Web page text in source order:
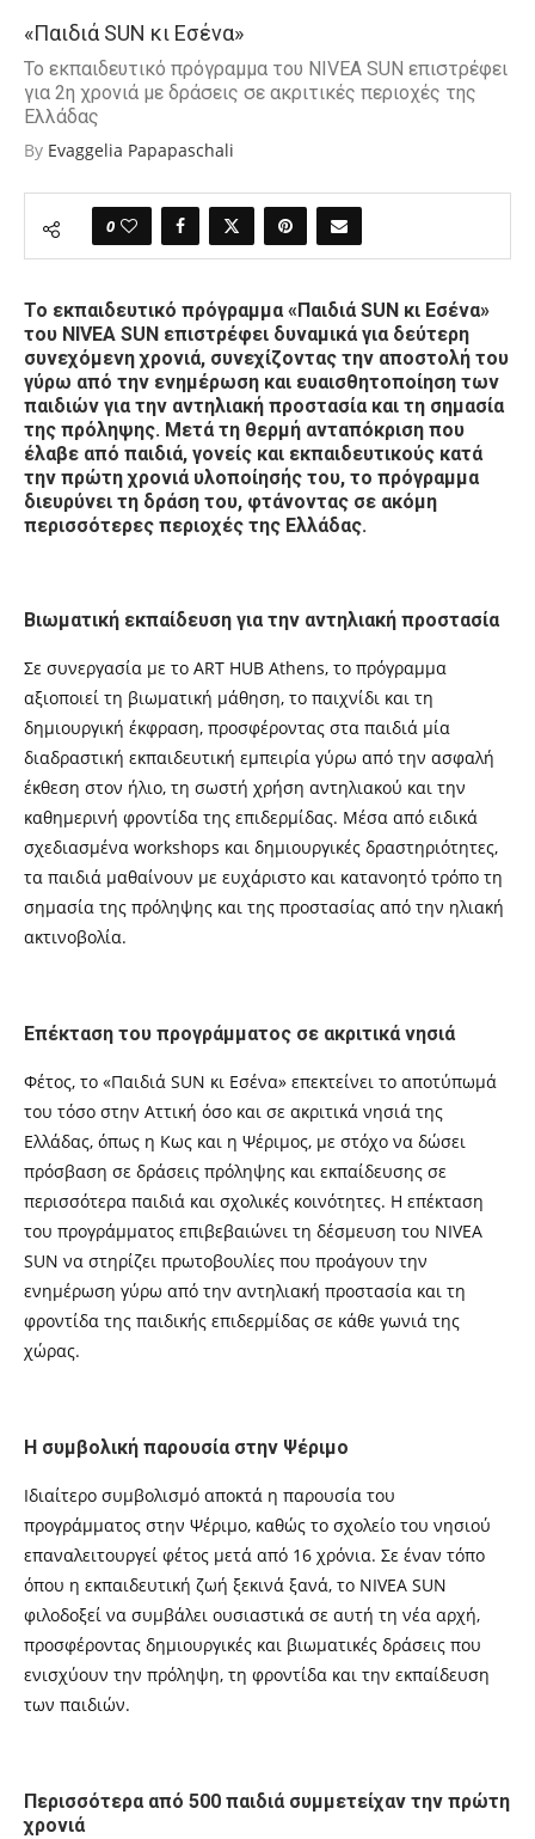
«Παιδιά SUN κι Εσένα»
Το εκπαιδευτικό πρόγραμμα του NIVEA SUN επιστρέφει
για 2η χρονιά με δράσεις σε ακριτικές περιοχές της
Ελλάδας
By Evaggelia Papapaschali
0
Το εκπαιδευτικό πρόγραμμα «Παιδιά SUN κι Εσένα»
του NIVEA SUN επιστρέφει δυναμικά για δεύτερη
συνεχόμενη χρονιά, συνεχίζοντας την αποστολή του
γύρω από την ενημέρωση και ευαισθητοποίηση των
παιδιών για την αντηλιακή προστασία και τη σημασία
της πρόληψης. Μετά τη θερμή ανταπόκριση που
έλαβε από παιδιά, γονείς και εκπαιδευτικούς κατά
την πρώτη χρονιά υλοποίησής του, το πρόγραμμα
διευρύνει τη δράση του, φτάνοντας σε ακόμη
περισσότερες περιοχές της Ελλάδας.
Βιωματική εκπαίδευση για την αντηλιακή προστασία
Σε συνεργασία με το ART HUB Athens, το πρόγραμμα
αξιοποιεί τη βιωματική μάθηση, το παιχνίδι και τη
δημιουργική έκφραση, προσφέροντας στα παιδιά μία
διαδραστική εκπαιδευτική εμπειρία γύρω από την ασφαλή
έκθεση στον ήλιο, τη σωστή χρήση αντηλιακού και την
καθημερινή φροντίδα της επιδερμίδας. Μέσα από ειδικά
σχεδιασμένα workshops και δημιουργικές δραστηριότητες,
τα παιδιά μαθαίνουν με ευχάριστο και κατανοητό τρόπο τη
σημασία της πρόληψης και της προστασίας από την ηλιακή
ακτινοβολία.
Επέκταση του προγράμματος σε ακριτικά νησιά
Φέτος, το «Παιδιά SUN κι Εσένα» επεκτείνει το αποτύπωμά
του τόσο στην Αττική όσο και σε ακριτικά νησιά της
Ελλάδας, όπως η Κως και η Ψέριμος, με στόχο να δώσει
πρόσβαση σε δράσεις πρόληψης και εκπαίδευσης σε
περισσότερα παιδιά και σχολικές κοινότητες. Η επέκταση
του προγράμματος επιβεβαιώνει τη δέσμευση του NIVEA
SUN να στηρίζει πρωτοβουλίες που προάγουν την
ενημέρωση γύρω από την αντηλιακή προστασία και τη
φροντίδα της παιδικής επιδερμίδας σε κάθε γωνιά της
χώρας.
Η συμβολική παρουσία στην Ψέριμο
Ιδιαίτερο συμβολισμό αποκτά η παρουσία του
προγράμματος στην Ψέριμο, καθώς το σχολείο του νησιού
επαναλειτουργεί φέτος μετά από 16 χρόνια. Σε έναν τόπο
όπου η εκπαιδευτική ζωή ξεκινά ξανά, το NIVEA SUN
φιλοδοξεί να συμβάλει ουσιαστικά σε αυτή τη νέα αρχή,
προσφέροντας δημιουργικές και βιωματικές δράσεις που
ενισχύουν την πρόληψη, τη φροντίδα και την εκπαίδευση
των παιδιών.
Περισσότερα από 500 παιδιά συμμετείχαν την πρώτη
χρονιά